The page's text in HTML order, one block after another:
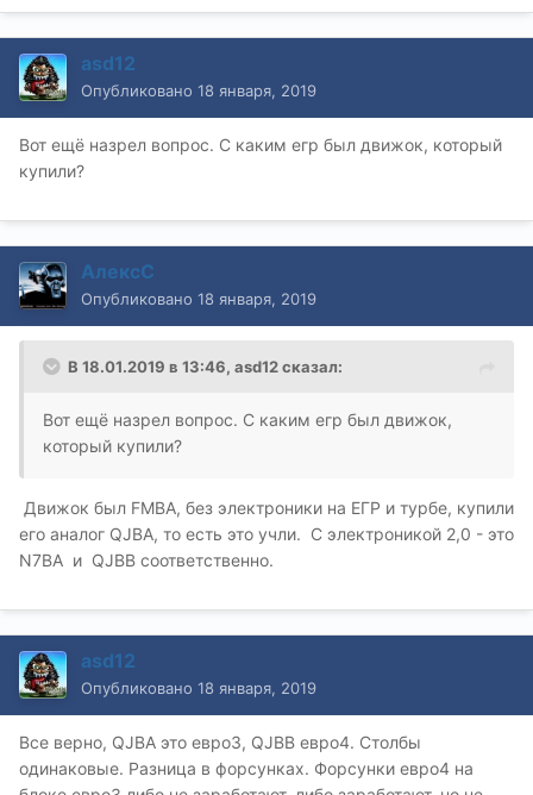
asd12
Опубликовано 18 января, 2019
Вот ещё назрел вопрос. С каким егр был движок, который
купили?
АлексС
Опубликовано 18 января, 2019
В 18.01.2019 в 13:46, asd12сказал:
Вот ещё назрел вопрос. С каким егр был движок,
который купили?
Движок был FMBA, без электроники на ЕГР и турбе, купили
его аналог QJBA, то есть это учли. С электроникой 2,0 - это
N7BA и QJBB соответственно.
asd12
Опубликовано 18 января, 2019
Все верно, QJBA это евро3, QJBB евро4. Столбы
одинаковые. Разница в форсунках. Форсунки евро4 на